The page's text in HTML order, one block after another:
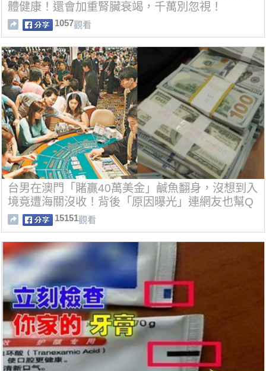
體健康！還會加重腎臟衰竭，千萬別忽視！
1057觀看
台男在澳門「賭贏40萬美金」鹹魚翻身，沒想到入
境竟遭海關沒收！背後「原因曝光」連網友也幫Q
Q
15151觀看